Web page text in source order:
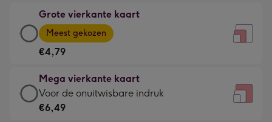
€3,49
-
Voor
kleine
gelukwens
-
Grote vierkante kaart
Grote
vierkante
kaart
-
€4,79
-
Meest
Meest gekozen
€4,79
Mega vierkante kaart
Mega
vierkante
Voor de onuitwisbare indruk
€6,49